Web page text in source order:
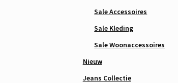
Sale Accessoires
Sale Kleding
Sale Woonaccessoires
Nieuw
Jeans Collectie